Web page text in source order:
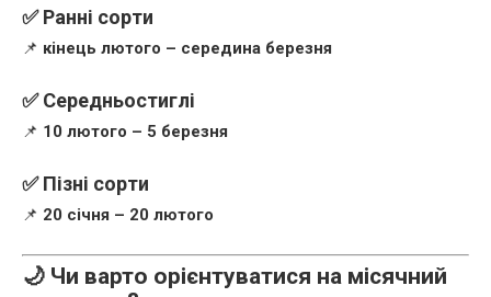
✅ Ранні сорти
📌 кінець лютого – середина березня
✅ Середньостиглі
📌 10 лютого – 5 березня
✅ Пізні сорти
📌 20 січня – 20 лютого
🌙 Чи варто орієнтуватися на місячний